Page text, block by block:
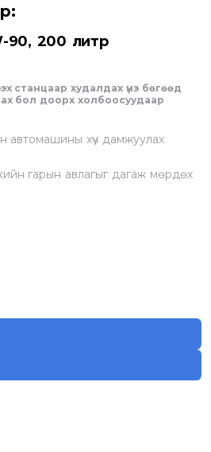
90, 200 литр
станцаар худалдах үнэ бөгөөд
бол доорх холбоосуудаар
автомашины хүч дамжуулах
гарын авлагыг дагаж мөрдөх